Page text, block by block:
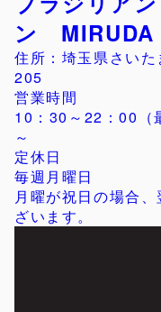
ン MIRUDA
住所：埼玉県さい
205
営業時間
10：30～22：00（
～
定休日
毎週月曜日
月曜が祝日の場合
ざいます。